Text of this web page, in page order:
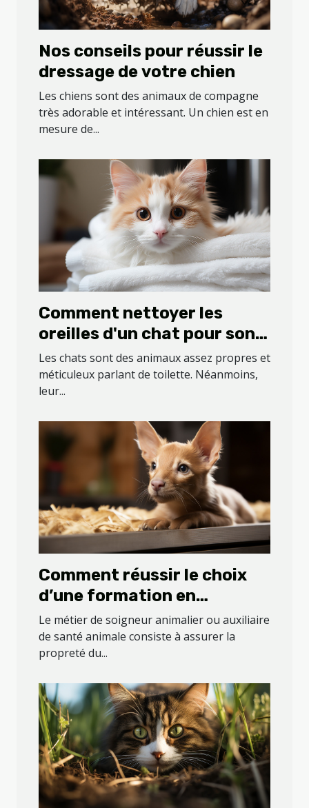
Nos conseils pour réussir le
dressage de votre chien
Les chiens sont des animaux de compagne
très adorable et intéressant. Un chien est en
mesure de...
Comment nettoyer les
oreilles d'un chat pour son
bien-être ?
Les chats sont des animaux assez propres et
méticuleux parlant de toilette. Néanmoins,
leur...
Comment réussir le choix
d’une formation en
soigneur animalier ou
auxiliaire de santé
animale ?
Le métier de soigneur animalier ou auxiliaire
de santé animale consiste à assurer la
propreté du...